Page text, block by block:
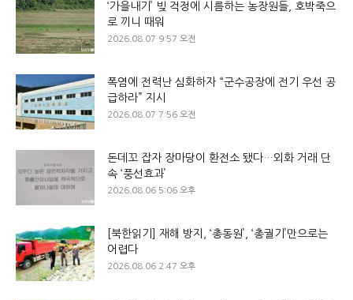
‘가을내기’ 빚 걱정에 시름하는 농장원들, 호박죽으
로 끼니 때워
2026.08.07 9:57 오전
폭염에 전력난 심화하자 “군수공장에 전기 우선 공
급하라” 지시
2026.08.07 7:56 오전
돈데꼬 잡자 장마당이 환전소 됐다…외화 거래 단
속 ‘풍선효과’
2026.08.06 5:06 오후
[북한읽기] 재해 방지, ‘총동원’, ‘총궐기’만으로는
어렵다
2026.08.06 2:47 오후